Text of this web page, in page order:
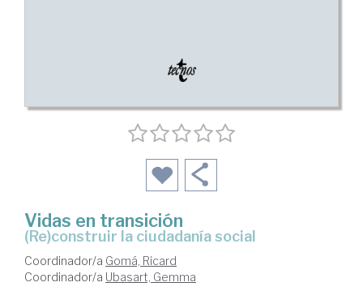
Vidas en transición
(Re)construir la ciudadanía social
Coordinador/a Gomá, Ricard
Coordinador/a Ubasart, Gemma